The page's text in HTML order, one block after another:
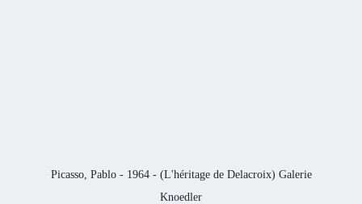
Picasso, Pablo - 1964 - (L'héritage de Delacroix) Galerie
Knoedler